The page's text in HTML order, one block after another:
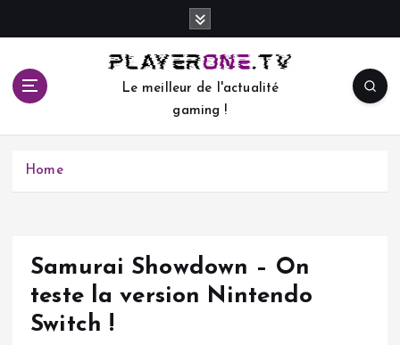
c
Le meilleur de l'actualité
gaming !
Home
Samurai Showdown – On
teste la version Nintendo
Switch !